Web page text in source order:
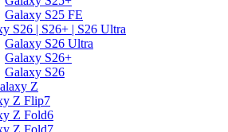
Galaxy S25 FE
S26 | S26+ | S26 Ultra
Galaxy S26 Ultra
Galaxy S26+
Galaxy S26
Z
Z Flip7
Z Fold6